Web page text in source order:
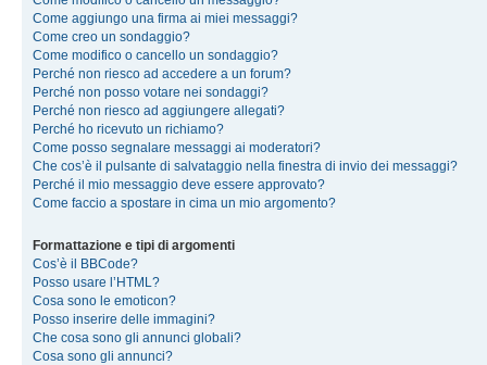
Come aggiungo una firma ai miei messaggi?
Come creo un sondaggio?
Come modifico o cancello un sondaggio?
Perché non riesco ad accedere a un forum?
Perché non posso votare nei sondaggi?
Perché non riesco ad aggiungere allegati?
Perché ho ricevuto un richiamo?
Come posso segnalare messaggi ai moderatori?
Che cos’è il pulsante di salvataggio nella finestra di invio dei messaggi?
Perché il mio messaggio deve essere approvato?
Come faccio a spostare in cima un mio argomento?
Formattazione e tipi di argomenti
Cos’è il BBCode?
Posso usare l’HTML?
Cosa sono le emoticon?
Posso inserire delle immagini?
Che cosa sono gli annunci globali?
Cosa sono gli annunci?